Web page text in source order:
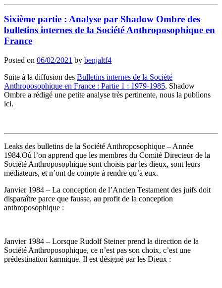
Sixième partie : Analyse par Shadow Ombre des
bulletins internes de la Société Anthroposophique en
France
Posted on 06/02/2021 by benjaltf4
Suite à la diffusion des Bulletins internes de la Société
Anthroposophique en France : Partie 1 : 1979-1985, Shadow
Ombre a rédigé une petite analyse très pertinente, nous la publions
ici.
Leaks des bulletins de la Société Anthroposophique – Année
1984.Où l’on apprend que les membres du Comité Directeur de la
Société Anthroposophique sont choisis par les dieux, sont leurs
médiateurs, et n’ont de compte à rendre qu’à eux.
Janvier 1984 – La conception de l’Ancien Testament des juifs doit
disparaître parce que fausse, au profit de la conception
anthroposophique :
Janvier 1984 – Lorsque Rudolf Steiner prend la direction de la
Société Anthroposophique, ce n’est pas son choix, c’est une
prédestination karmique. Il est désigné par les Dieux :